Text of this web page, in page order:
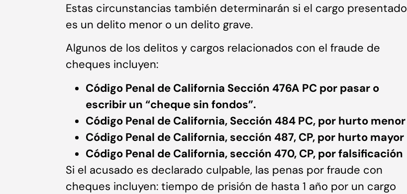
Estas circunstancias también determinarán si el cargo presentado
es un delito menor o un delito grave.
Algunos de los delitos y cargos relacionados con el fraude de
cheques incluyen:
Código Penal de California Sección 476A PC por pasar o
escribir un “cheque sin fondos”.
Código Penal de California, Sección 484 PC, por hurto menor
Código Penal de California, sección 487, CP, por hurto mayor
Código Penal de California, sección 470, CP, por falsificación
Si el acusado es declarado culpable, las penas por fraude con
cheques incluyen: tiempo de prisión de hasta 1 año por un cargo